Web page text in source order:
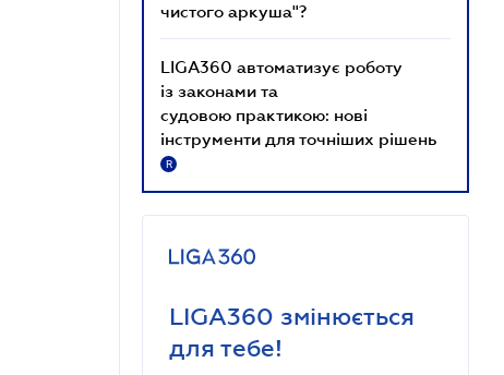
чистого аркуша"?
LIGA360 автоматизує роботу
із законами та
судовою практикою: нові
інструменти для точніших рішень
R
LIGA360 змінюється
для тебе!